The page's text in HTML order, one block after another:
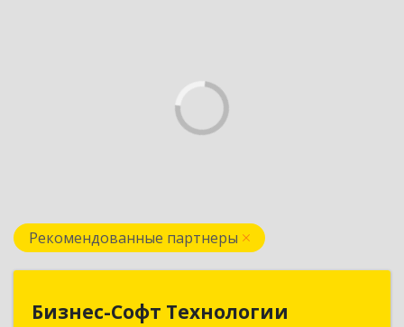
Рекомендованные партнеры
Бизнес-Софт Технологии
Бизнес-Софт Технологии